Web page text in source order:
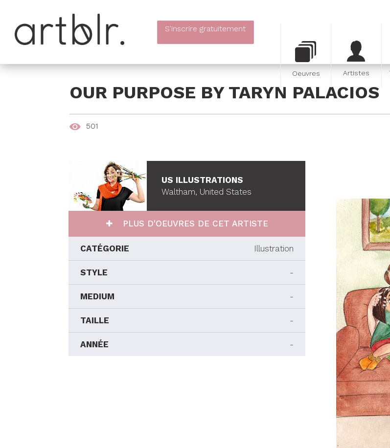
S'inscrire gratuitement
Oeuvres Artistes
OUR PURPOSE BY TARYN PALACIOS
501
US ILLUSTRATIONS
Waltham, United States
PLUS D'OEUVRES DE CET ARTISTE
CATÉGORIE Illustration
STYLE -
MEDIUM -
TAILLE -
ANNÉE -